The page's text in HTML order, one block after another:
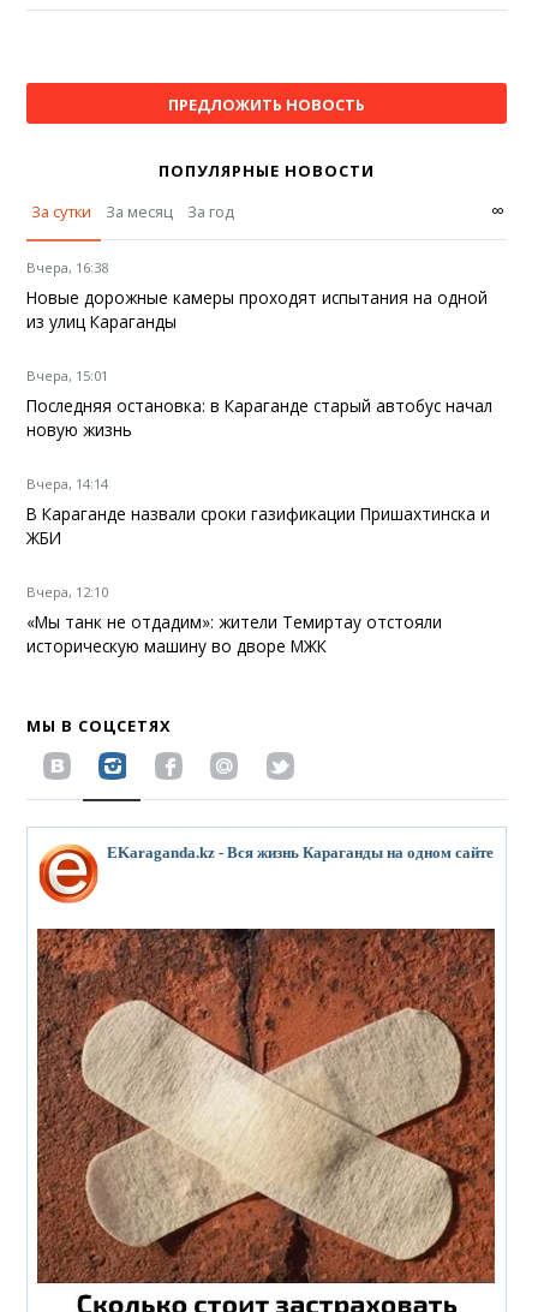
ПРЕДЛОЖИТЬ НОВОСТЬ
ПОПУЛЯРНЫЕ НОВОСТИ
За сутки
За месяц За год ∞
Вчера, 16:38
Новые дорожные камеры проходят испытания на одной
из улиц Караганды
Вчера, 15:01
Последняя остановка: в Караганде старый автобус начал
новую жизнь
Вчера, 14:14
В Караганде назвали сроки газификации Пришахтинска и
ЖБИ
Вчера, 12:10
«Мы танк не отдадим»: жители Темиртау отстояли
историческую машину во дворе МЖК
МЫ В СОЦСЕТЯХ
EKaraganda.kz - Вся жизнь Караганды на одном сайте